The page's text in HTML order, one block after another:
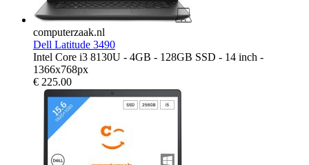
computerzaak.nl
Dell Latitude 3490
Intel Core i3 8130U - 4GB - 128GB SSD - 14 inch -
1366x768px
€ 225.00